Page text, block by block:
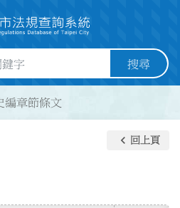
搜尋
編章節條文
keyboard_arrow_left 回上頁